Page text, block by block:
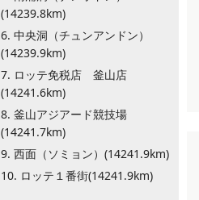
(14239.8km)
6. 中央洞（チュンアンドン）
(14239.9km)
7. ロッテ免税店 釜山店
(14241.6km)
8. 釜山アジアード競技場
(14241.7km)
9. 西面（ソミョン）(14241.9km)
10. ロッテ１番街(14241.9km)